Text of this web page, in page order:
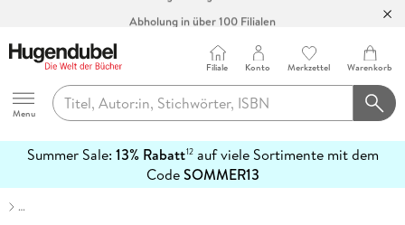
Hugendubel
Menu
Filiale Konto Merkzettel Warenkorb
Summer Sale: 13% Rabatt12auf viele Sortimente mit dem
CodeSOMMER13
erfahren
…